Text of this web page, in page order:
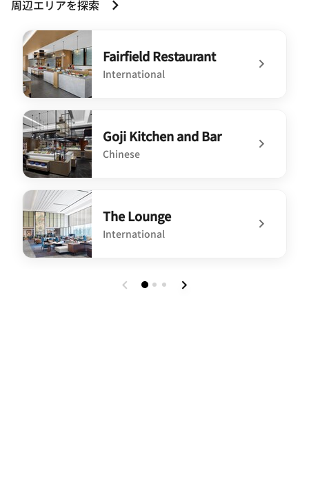
周辺エリアを探索
Fairfield Restaurant
International
undefined Fairfield Restaurant
Goji Kitchen and Bar
Chinese
undefined Goji Kitchen and Bar
The Lounge
International
undefined The Lounge